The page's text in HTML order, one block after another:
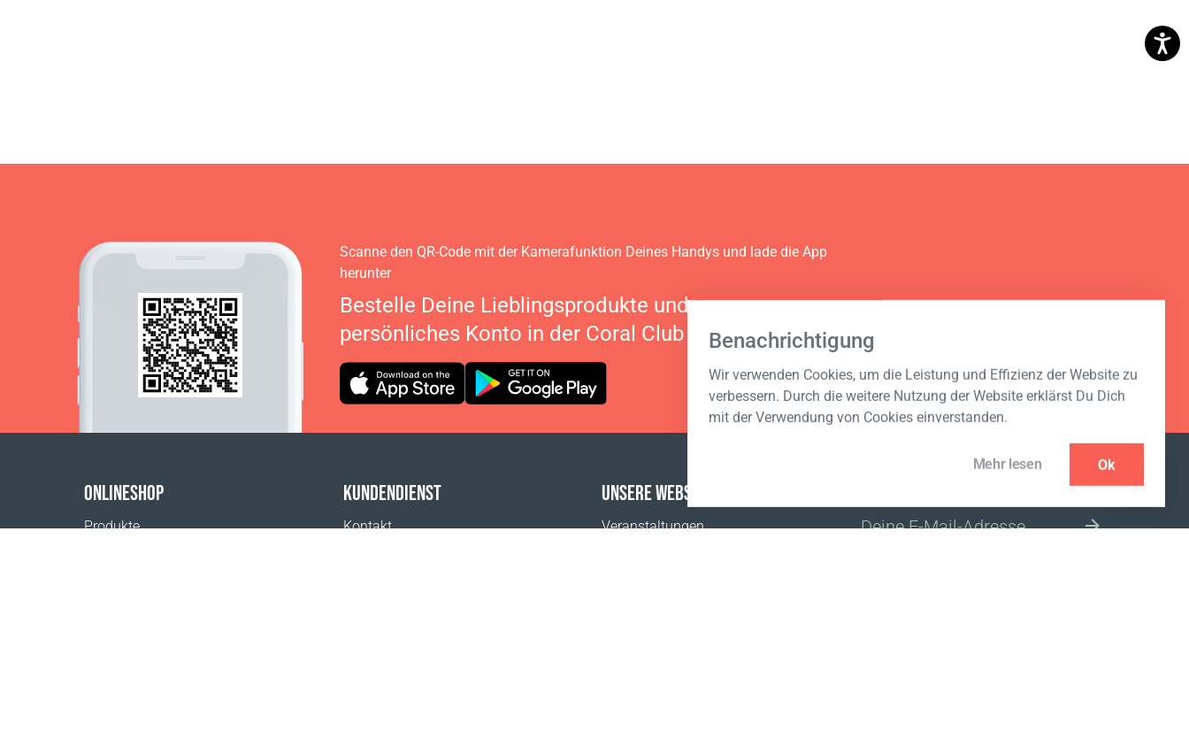
Benachrichtigung
Wir verwenden Cookies, um die Leistung und Effizienz der Website zu
verbessern. Durch die weitere Nutzung der Website erklärst Du Dich
mit der Verwendung von Cookies einverstanden.
Mehr lesen Ok
Scanne den QR-Code mit der Kamerafunktion Deines Handys und lade die App
herunter
Bestelle Deine Lieblingsprodukte und verwalte Dein
persönliches Konto in der Coral Club App
ONLINESHOP
Produkte
KUNDENDIENST
Kontakt
UNSERE WEBSITES
Veranstaltungen